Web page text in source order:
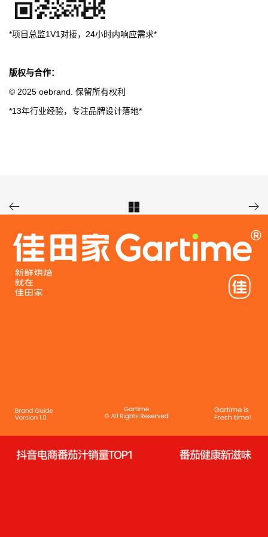
*项目总监1V1对接，24小时内响应需求*
版权与合作：
© 2025 oebrand. 保留所有权利
*13年行业经验，专注品牌设计落地*
  